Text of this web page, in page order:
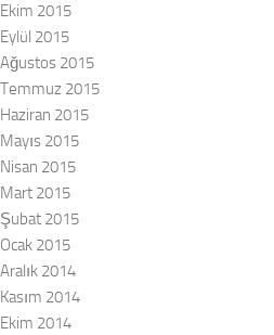
Ekim 2015
Eylül 2015
Ağustos 2015
Temmuz 2015
Haziran 2015
Mayıs 2015
Nisan 2015
Mart 2015
Şubat 2015
Ocak 2015
Aralık 2014
Kasım 2014
Ekim 2014